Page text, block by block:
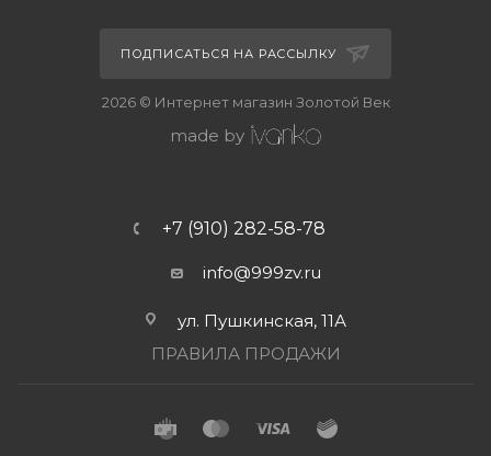
ПОДПИСАТЬСЯ НА РАССЫЛКУ
2026 © Интернет магазин Золотой Век
made by
+7 (910) 282-58-78
info@999zv.ru
ул. Пушкинская, 11А
ПРАВИЛА ПРОДАЖИ